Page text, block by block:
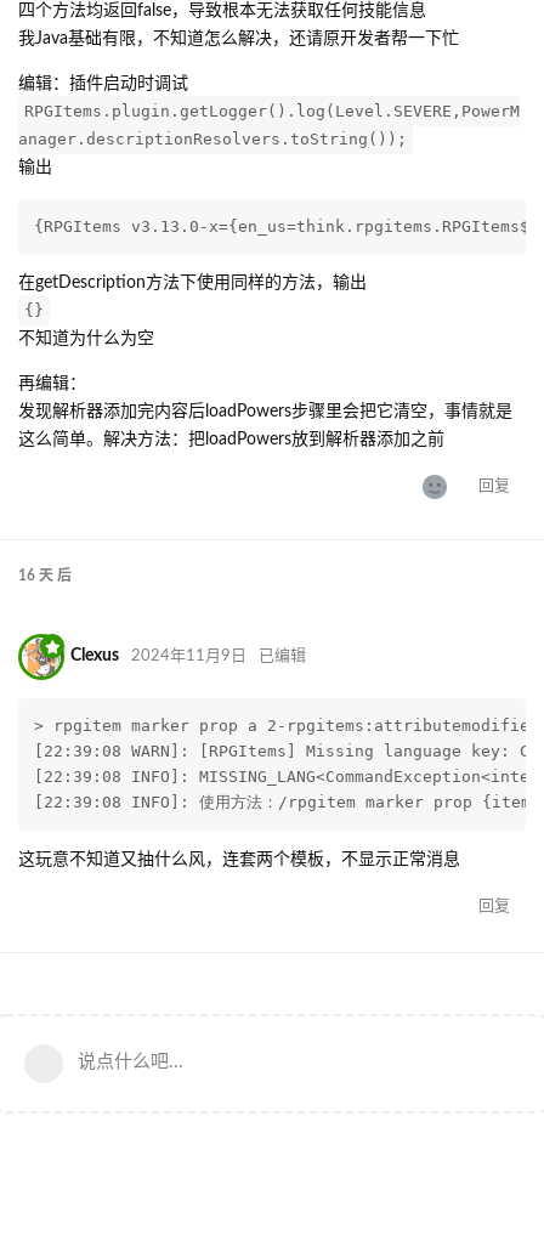
四个方法均返回false，导致根本无法获取任何技能信息
我Java基础有限，不知道怎么解决，还请原开发者帮一下忙
编辑：插件启动时调试
RPGItems.plugin.getLogger().log(Level.SEVERE,PowerM
anager.descriptionResolvers.toString());
输出
{RPGItems v3.13.0-
在getDescription方法下使用同样的方法，输出
{}
不知道为什么为空
再编辑：
发现解析器添加完内容后loadPowers步骤里会把它清空，事情就是
这么简单。解决方法：把loadPowers放到解析器添加之前
回复
16 天 后
Clexus 2024年11月9日 已编辑
> rpgitem marker prop a 2-
[22:39:08 WARN]: [RPGItems] Missing language key:
[22:39:08 INFO]:
[22:39:08 INFO]: 使用方法：/rpgitem marker prop
这玩意不知道又抽什么风，连套两个模板，不显示正常消息
回复
说点什么吧...